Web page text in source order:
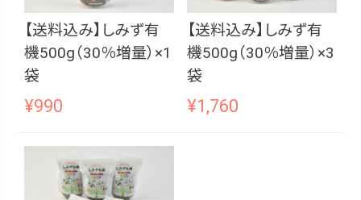
【送料込み】しみず有
機500g（30％増量）×1
袋
¥990
【送料込み】しみず有
機500g（30％増量）×3
袋
¥1,760